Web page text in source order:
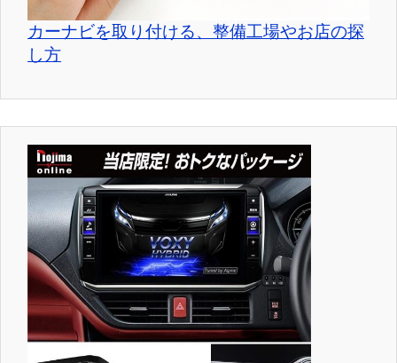
カーナビを取り付ける、整備工場やお店の探
し方